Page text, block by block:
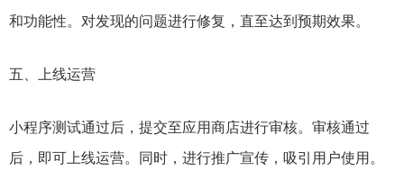
和功能性。对发现的问题进行修复，直至达到预期效果。
五、上线运营
小程序测试通过后，提交至应用商店进行审核。审核通过
后，即可上线运营。同时，进行推广宣传，吸引用户使用。